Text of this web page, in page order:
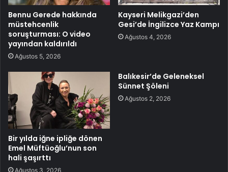
Bennu Gerede hakkında
müstehcenlik
soruşturması: O video
yayından kaldırıldı
Ağustos 5, 2026
Kayseri Melikgazi’den
Gesi’de İngilizce Yaz Kampı
Ağustos 4, 2026
Bir yılda iğne ipliğe dönen
Emel Müftüoğlu’nun son
hali şaşırttı
Ağustos 3, 2026
Balıkesir’de Geleneksel
Sünnet Şöleni
Ağustos 2, 2026